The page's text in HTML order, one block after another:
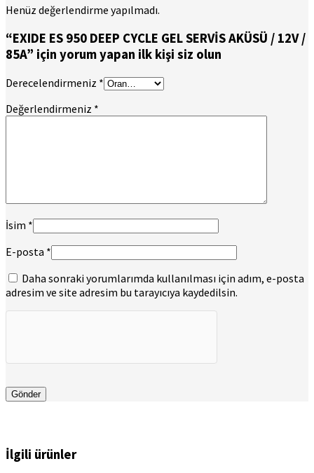
Henüz değerlendirme yapılmadı.
“EXIDE ES 950 DEEP CYCLE GEL SERVİS AKÜSÜ / 12V /
85A” için yorum yapan ilk kişi siz olun
Derecelendirmeniz *
Değerlendirmeniz *
İsim *
E-posta *
Daha sonraki yorumlarımda kullanılması için adım, e-posta
adresim ve site adresim bu tarayıcıya kaydedilsin.
İlgili ürünler